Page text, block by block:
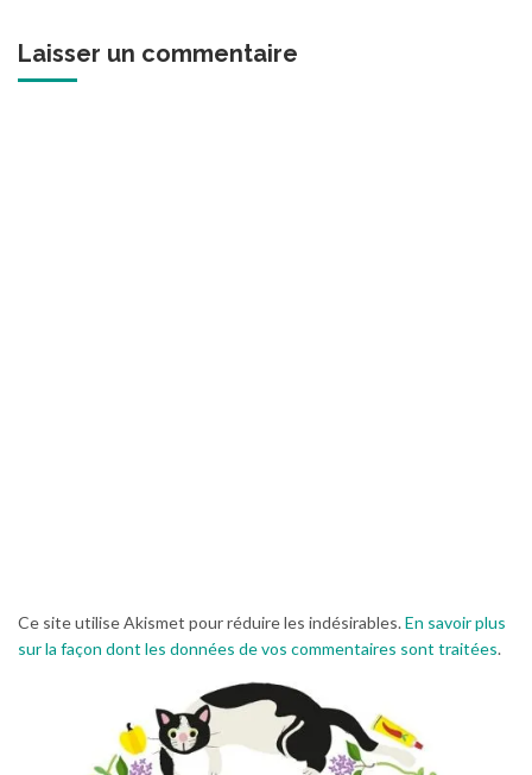
Laisser un commentaire
Ce site utilise Akismet pour réduire les indésirables.En savoir plus
sur la façon dont les données de vos commentaires sont traitées.